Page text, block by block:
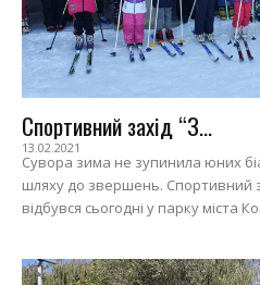
Спортивний захід “З...
13.02.2021
Сувора зима не зупинила юних
шляху до звершень. Спортивний
відбувся сьогодні у парку міста